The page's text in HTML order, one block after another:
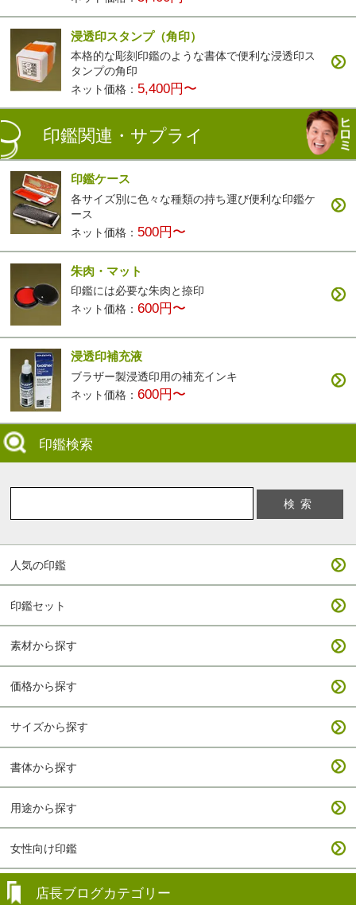
浸透印スタンプ（角印）
本格的な彫刻印鑑のような書体で便利な浸透印ス
タンプの角印
ネット価格： 5,400円〜
印鑑関連・サプライ
印鑑ケース
各サイズ別に色々な種類の持ち運び便利な印鑑ケ
ース
ネット価格： 500円〜
朱肉・マット
印鑑には必要な朱肉と捺印
ネット価格：600円〜
浸透印補充液
ブラザー製浸透印用の補充インキ
ネット価格：600円〜
印鑑検索
人気の印鑑
印鑑セット
素材から探す
価格から探す
サイズから探す
書体から探す
用途から探す
女性向け印鑑
店長ブログカテゴリー